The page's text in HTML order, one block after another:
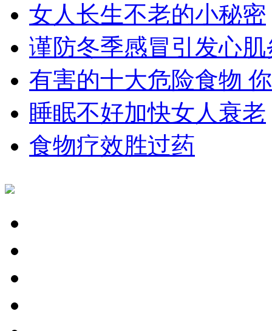
女人长生不老的小秘密
谨防冬季感冒引发心肌
有害的十大危险食物
睡眠不好加快女人衰老
食物疗效胜过药